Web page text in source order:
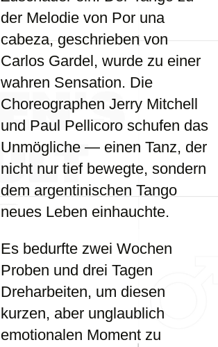
der Melodie von Por una
cabeza, geschrieben von
Carlos Gardel, wurde zu einer
wahren Sensation. Die
Choreographen Jerry Mitchell
und Paul Pellicoro schufen das
Unmögliche — einen Tanz, der
nicht nur tief bewegte, sondern
dem argentinischen Tango
neues Leben einhauchte.
Es bedurfte zwei Wochen
Proben und drei Tagen
Dreharbeiten, um diesen
kurzen, aber unglaublich
emotionalen Moment zu